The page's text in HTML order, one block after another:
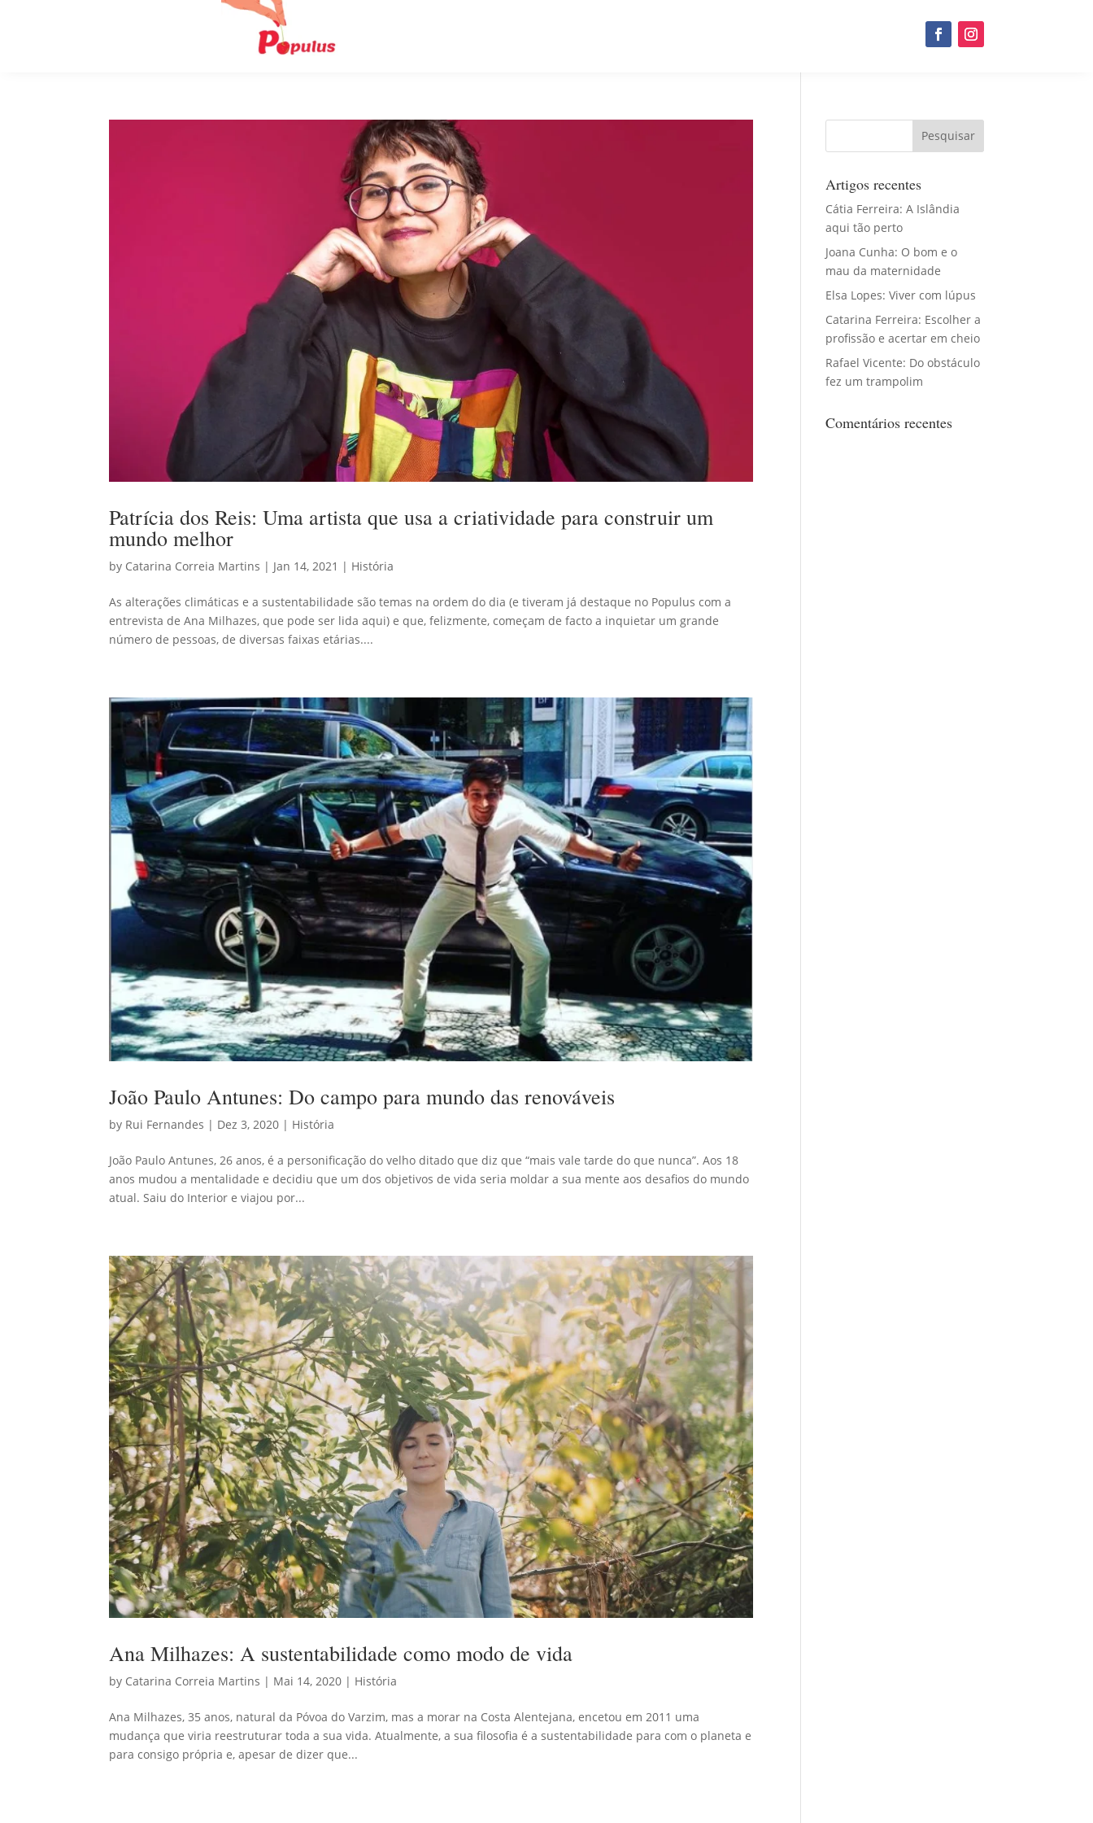
Patrícia dos Reis: Uma artista que usa a criatividade para construir um
mundo melhor
by Catarina Correia Martins | Jan 14, 2021 | História
As alterações climáticas e a sustentabilidade são temas na ordem do dia (e tiveram já destaque no Populus com a
entrevista de Ana Milhazes, que pode ser lida aqui) e que, felizmente, começam de facto a inquietar um grande
número de pessoas, de diversas faixas etárias....
João Paulo Antunes: Do campo para mundo das renováveis
by Rui Fernandes | Dez 3, 2020 | História
João Paulo Antunes, 26 anos, é a personificação do velho ditado que diz que “mais vale tarde do que nunca”. Aos 18
anos mudou a mentalidade e decidiu que um dos objetivos de vida seria moldar a sua mente aos desafios do mundo
atual. Saiu do Interior e viajou por...
Ana Milhazes: A sustentabilidade como modo de vida
by Catarina Correia Martins | Mai 14, 2020 | História
Ana Milhazes, 35 anos, natural da Póvoa do Varzim, mas a morar na Costa Alentejana, encetou em 2011 uma
mudança que viria reestruturar toda a sua vida. Atualmente, a sua filosofia é a sustentabilidade para com o planeta e
para consigo própria e, apesar de dizer que...
Artigos recentes
Cátia Ferreira: A Islândia
aqui tão perto
Joana Cunha: O bom e o
mau da maternidade
Elsa Lopes: Viver com lúpus
Catarina Ferreira: Escolher a
profissão e acertar em cheio
Rafael Vicente: Do obstáculo
fez um trampolim
Comentários recentes